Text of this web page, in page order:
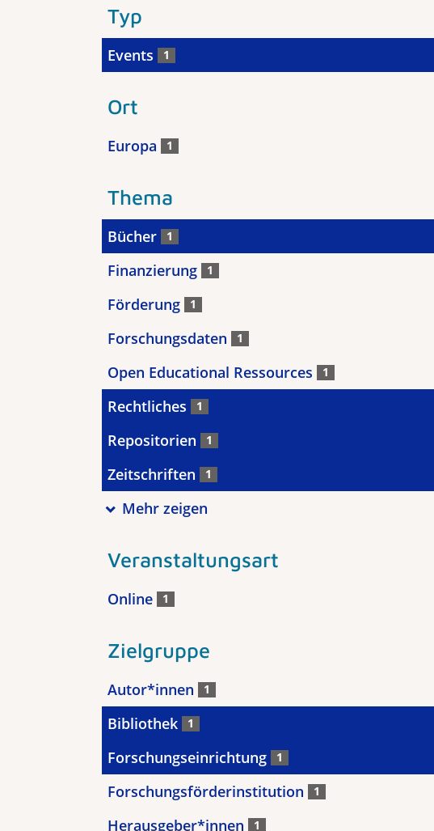
Typ
Events 1
Ort
Europa 1
Thema
Bücher 1
Finanzierung 1
Förderung 1
Forschungsdaten 1
Open Educational Ressources 1
Rechtliches 1
Repositorien 1
Zeitschriften 1
Mehr zeigen
Veranstaltungsart
Online 1
Zielgruppe
Autor*innen 1
Bibliothek 1
Forschungseinrichtung 1
Forschungsförderinstitution 1
Herausgeber*innen 1